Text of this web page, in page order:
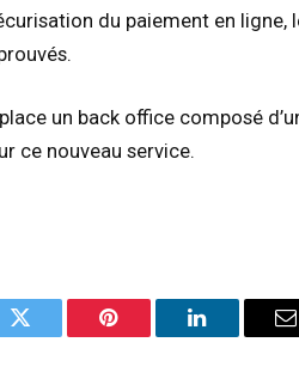
du paiement en ligne,
un back office composé
ce nouveau service.
Twitter Pinterest LinkedIn